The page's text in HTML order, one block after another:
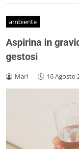
ambiente
Aspirina in
gestosi
Mari - 16 Agosto